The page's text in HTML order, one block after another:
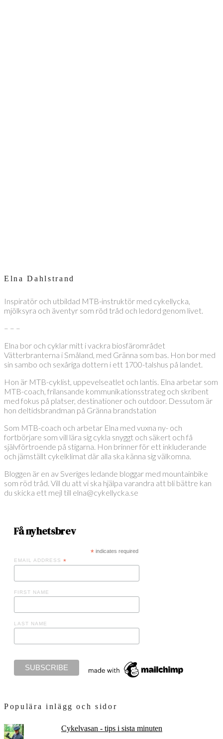
Elna Dahlstrand
Inspiratör och utbildad MTB-instruktör med cykellycka,
mjölksyra och äventyr som röd tråd och ledord genom livet.
– – –
Elna bor och cyklar mitt i vackra biosfärområdet
Vätterbranterna i Småland, med Gränna som bas. Hon bor med
sin sambo och sexåriga dottern i ett 1700-talshus på landet.
Hon är MTB-cyklist, uppevelseatlet och lantis. Elna arbetar som
MTB-coach, frilansande kommunikationsstrateg och skribent
med fokus på platser, destinationer och outdoor. Dessutom är
hon deltidsbrandman på Gränna brandstation
Som MTB-coach och arbetar Elna med vuxna ny- och
fortbörjare som vill lära sig cykla snyggt och säkert och få
självförtroende på stigarna. Hon brinner för ett inkluderande
och jämställt cykelklimat där alla ska känna sig välkomna.
Bloggen är en av Sveriges ledande bloggar med mountainbike
som röd tråd. Vill du att vi ska hjälpa varandra att bli bättre kan
du skicka ett mejl till elna@cykellycka.se
Få nyhetsbrev
*indicates required
EMAIL ADDRESS *
FIRST NAME
LAST NAME
Populära inlägg och sidor
Cykelvasan - tips i sista minuten